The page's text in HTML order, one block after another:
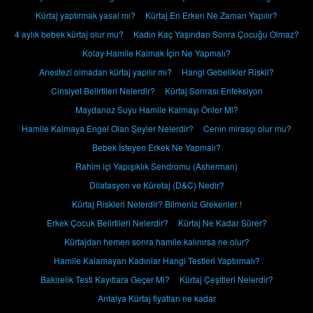
Kürtaj yaptırmak yasal mı?
Kürtaj En Erken Ne Zaman Yapılır?
4 aylık bebek kürtaj olur mu?
Kadın Kaç Yaşından Sonra Çocuğu Olmaz?
Kolay Hamile Kalmak İçin Ne Yapmalı?
Anestezi olmadan kürtaj yapılır mı?
Hangi Gebelikler Riskli?
Cinsiyet Belirtileri Nelerdir?
Kürtaj Sonrası Enfeksiyon
Maydanoz Suyu Hamile Kalmayı Önler Mi?
Hamile Kalmaya Engel Olan Şeyler Nelerdir?
Cenin mirasçı olur mu?
Bebek İsteyen Erkek Ne Yapmalı?
Rahim içi Yapışıklık Sendromu (Asherman)
Dilatasyon ve Küretaj (D&C) Nedir?
Kürtaj Riskleri Nelerdir? Bilmeniz Grekenler !
Erkek Çocuk Belirtileri Nelerdir?
Kürtaj Ne Kadar Sürer?
Kürtajdan hemen sonra hamile kalınırsa ne olur?
Hamile Kalamayan Kadınlar Hangi Testleri Yaptırmalı?
Bakirelik Testi Kayıtlara Geçer Mi?
Kürtaj Çeşitleri Nelerdir?
Antalya Kürtaj fiyatları ne kadar